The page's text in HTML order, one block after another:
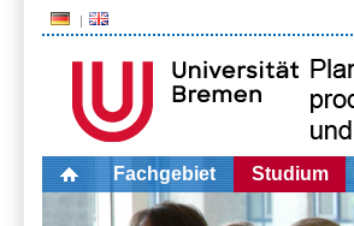
Fachgebiet Studium